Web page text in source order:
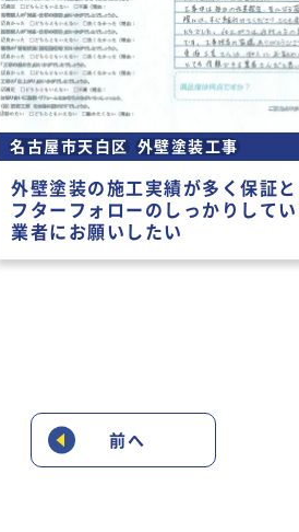
名古屋市天白区 外壁塗装工事
外壁塗装の施工実績が多く保証
フターフォローのしっかりして
業者にお願いしたい
前へ